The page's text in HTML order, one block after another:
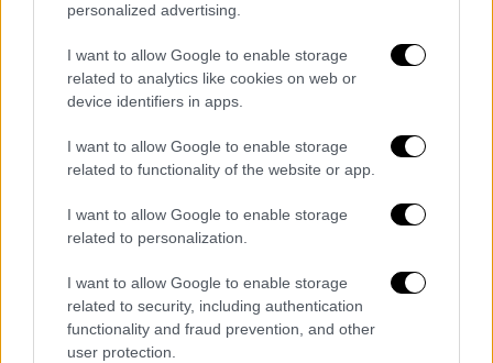
personalized advertising.
I want to allow Google to enable storage
related to analytics like cookies on web or
device identifiers in apps.
I want to allow Google to enable storage
related to functionality of the website or app.
I want to allow Google to enable storage
related to personalization.
I want to allow Google to enable storage
related to security, including authentication
functionality and fraud prevention, and other
user protection.
Η ανακοίνωση της αστυνομίας
«Σύλληψη ανήλικου ημεδαπού για απόπειρα
ανθρωποκτονίας σε βάρος 64χρονου.
ενέργειες αστυνομικών της Διεύθυνσης
Άμεσης Δράσης εντοπίστηκε και συνελήφθη,
απογευματινές ώρες χθες (25-12-2024),